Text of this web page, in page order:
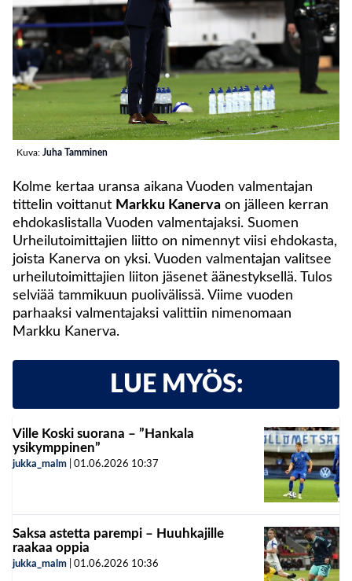
Kuva: Juha Tamminen
Kolme kertaa uransa aikana Vuoden valmentajan
tittelin voittanut Markku Kanerva on jälleen kerran
ehdokaslistalla Vuoden valmentajaksi. Suomen
Urheilutoimittajien liitto on nimennyt viisi ehdokasta,
joista Kanerva on yksi. Vuoden valmentajan valitsee
urheilutoimittajien liiton jäsenet äänestyksellä. Tulos
selviää tammikuun puolivälissä. Viime vuoden
parhaaksi valmentajaksi valittiin nimenomaan
Markku Kanerva.
LUE MYÖS:
Ville Koski suorana – ”Hankala
ysikymppinen”
jukka_malm 01.06.2026 10:37
Saksa astetta parempi – Huuhkajille
raakaa oppia
jukka_malm 01.06.2026 10:36